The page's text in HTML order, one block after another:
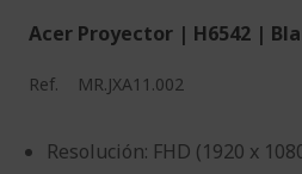
Acer Proyector | H6542 |
Ref. MR.JXA11.002
Resolución: FHD (1920 x